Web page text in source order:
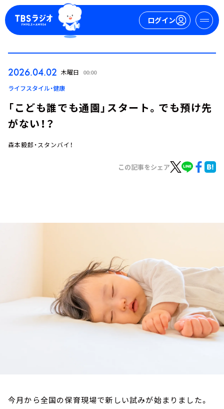
ログイン
ログイン
2026.04.02 木曜日 00:00
ライフスタイル・健康
「こども誰でも通園」スタート。でも預け先
がない！？
森本毅郎・スタンバイ！
この記事をシェア
今月から全国の保育現場で新しい試みが始まりました。